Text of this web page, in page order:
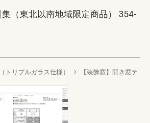
集（東北以南地域限定商品） 354-
トリプルガラス仕様）
【装飾窓】開き窓テ